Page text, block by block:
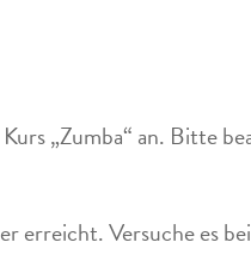
„Zumba“ an. Bitte
erreicht. Versuche es